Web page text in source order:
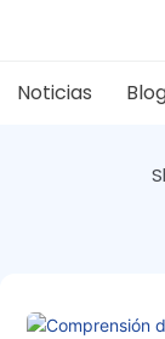
Noticias